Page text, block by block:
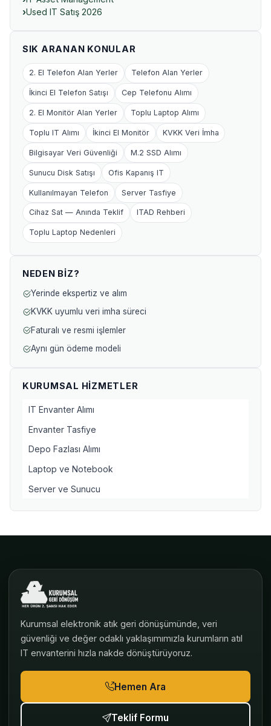
Used IT Satış 2026
SIK ARANAN KONULAR
2. El Telefon Alan Yerler Telefon Alan Yerler
İkinci El Telefon Satışı Cep Telefonu Alımı
2. El Monitör Alan Yerler Toplu Laptop Alımı
Toplu IT Alımı İkinci El Monitör KVKK Veri İmha
Bilgisayar Veri Güvenliği M.2 SSD Alımı
Sunucu Disk Satışı Ofis Kapanış IT
Kullanılmayan Telefon Server Tasfiye
Cihaz Sat — Anında Teklif ITAD Rehberi
Toplu Laptop Nedenleri
NEDEN BIZ?
Yerinde ekspertiz ve alım
KVKK uyumlu veri imha süreci
Faturalı ve resmi işlemler
Aynı gün ödeme modeli
KURUMSAL HIZMETLER
IT Envanter Alımı
Envanter Tasfiye
Depo Fazlası Alımı
Laptop ve Notebook
Server ve Sunucu
Kurumsal elektronik atık geri dönüşümünde, veri
güvenliği ve değer odaklı yaklaşımımızla kurumların atıl
IT envanterini hızla nakde dönüştürüyoruz.
Hemen Ara
Teklif Formu